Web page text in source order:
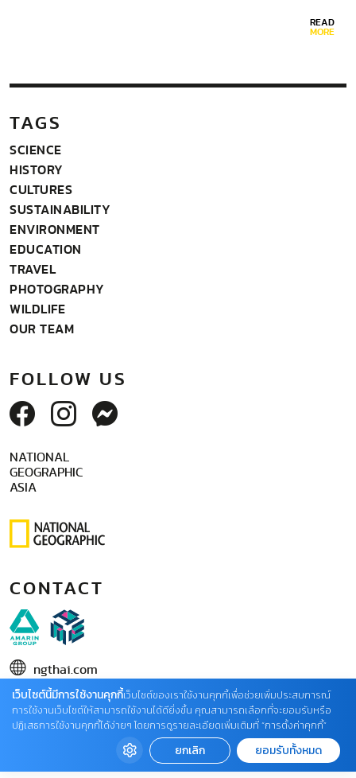
READ
MORE
TAGS
SCIENCE
HISTORY
CULTURES
SUSTAINABILITY
ENVIRONMENT
EDUCATION
TRAVEL
PHOTOGRAPHY
WILDLIFE
OUR TEAM
FOLLOW US
NATIONAL
GEOGRAPHIC
ASIA
CONTACT
ngthai.com
บริษัท เอเอ็มอี อิมเมจิเนทีฟ จำกัด
ในเครือ บริษัท อมรินทร์ คอร์เปอเรชั่นส์ จำกัด (มหาชน)
ติดต่อแจ้งปัญหาหรือร้องเรียน
เว็บไซต์นี้มีการใช้งานคุกกี้เว็บไซต์ของเราใช้งานคุกกี้เพื่อช่วยเพิ่มประสบการณ์
การใช้งานเว็บไซต์ให้สามารถใช้งานได้ดียิ่งขึ้น คุณสามารถเลือกที่จะยอมรับหรือ
ปฏิเสธการใช้งานคุกกี้ได้ง่ายๆ โดยการดูรายละเอียดเพิ่มเติมที่ “การตั้งค่าคุกกี้”
ยกเลิก ยอมรับทั้งหมด